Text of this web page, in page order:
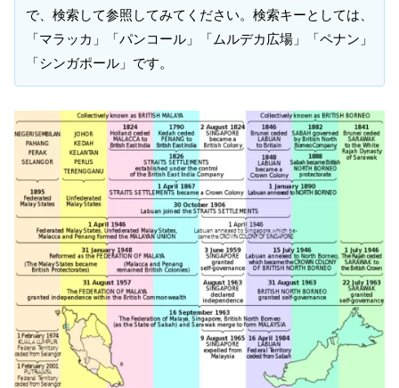
で、検索して参照してみてください。検索キーとしては、
「マラッカ」「パンコール」「ムルデカ広場」「ペナン」
「シンガポール」です。